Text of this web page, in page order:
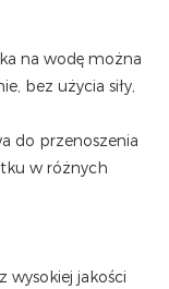
na wodę można
bez użycia siły,
do przenoszenia
w różnych
wysokiej jakości